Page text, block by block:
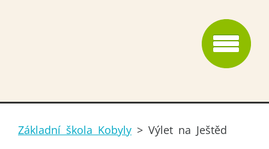
Základní škola Kobyly > Výlet na Ještěd